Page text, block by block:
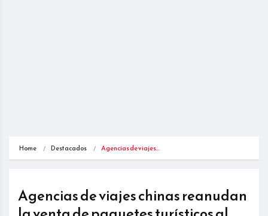
Home Destacados Agencias de viajes…
Agencias de viajes chinas reanudan